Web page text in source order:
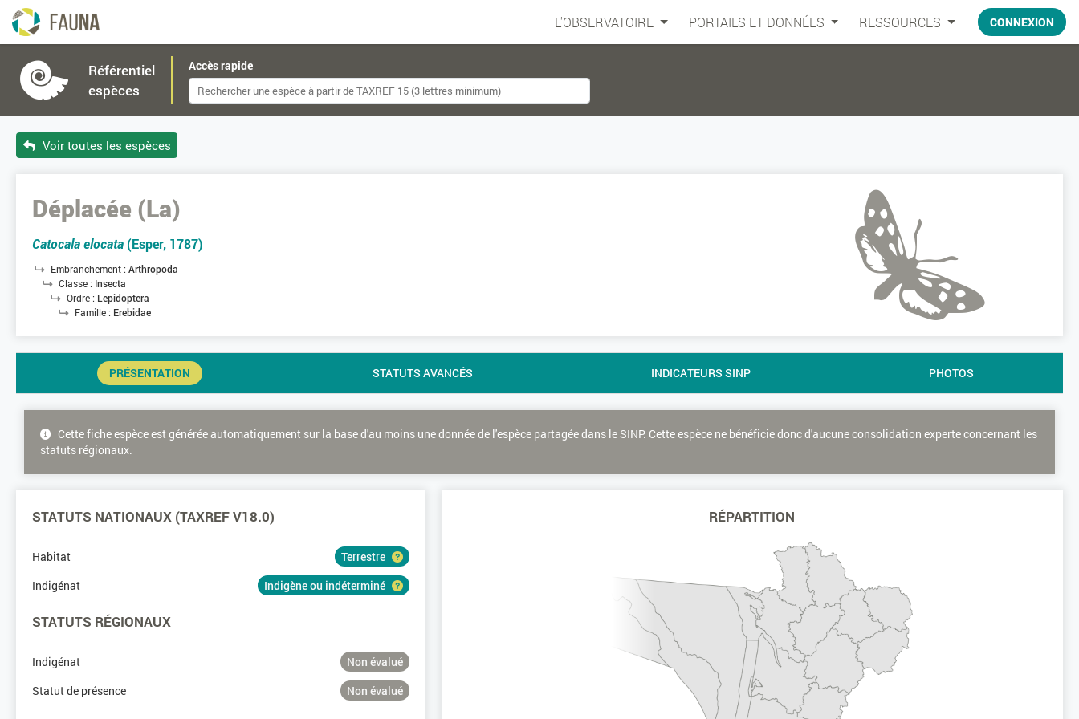
L'OBSERVATOIRE PORTAILS ET DONNÉES RESSOURCES CONNEXION
Référentiel
espèces
Accès rapide
Voir toutes les espèces
Déplacée (La)
Catocala elocata (Esper, 1787)
Embranchement : Arthropoda
Classe : Insecta
Ordre : Lepidoptera
Famille : Erebidae
PRÉSENTATION STATUTS AVANCÉS INDICATEURS SINP PHOTOS
Cette fiche espèce est générée automatiquement sur la base d'au moins une donnée de l'espèce partagée dans le SINP. Cette espèce ne bénéficie donc d'aucune consolidation experte concernant les
statuts régionaux.
RÉPARTITION
STATUTS NATIONAUX (TAXREF V18.0)
Habitat
Terrestre
Indigénat
Indigène ou indéterminé
STATUTS RÉGIONAUX
Indigénat
Non évalué
Statut de présence
Non évalué